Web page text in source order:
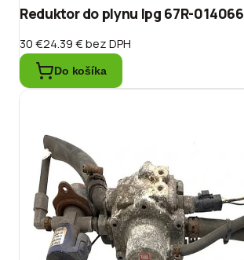
Reduktor do plynu lpg 67R-014066
30 €24.39 €bez DPH
Do košíka